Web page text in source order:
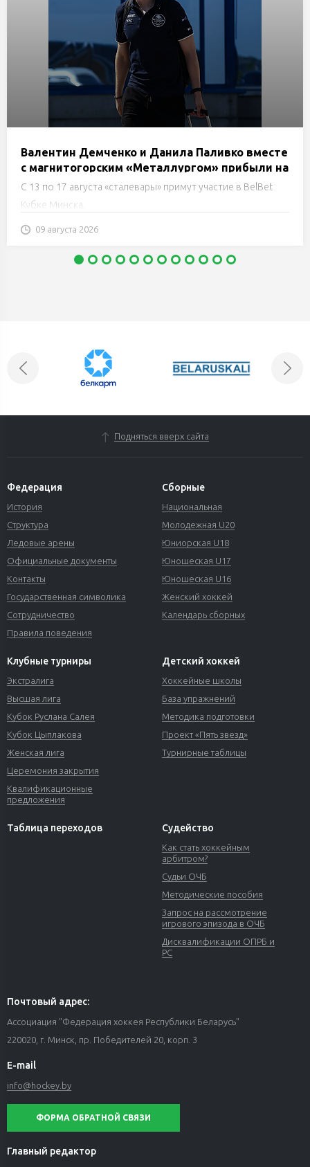
Валентин Демченко и Данила Паливко вместе
с магнитогорским «Металлургом» прибыли на
сборы в Минск
С 13 по 17 августа «сталевары» примут участие в BelBet
Кубке Минска.
09 августа 2026
Подняться вверх сайта
Федерация
История
Структура
Ледовые арены
Официальные документы
Контакты
Государственная символика
Сотрудничество
Правила поведения
Сборные
Национальная
Молодежная U20
Юниорская U18
Юношеская U17
Юношеская U16
Женский хоккей
Календарь сборных
Клубные турниры
Экстралига
Высшая лига
Кубок Руслана Салея
Кубок Цыплакова
Женская лига
Церемония закрытия
Квалификационные
предложения
Детский хоккей
Хоккейные школы
База упражнений
Методика подготовки
Проект «Пять звезд»
Турнирные таблицы
Таблица переходов Судейство
Как стать хоккейным
арбитром?
Судьи ОЧБ
Методические пособия
Запрос на рассмотрение
игрового эпизода в ОЧБ
Дисквалификации ОПРБ и
РС
Почтовый адрес:
Ассоциация "Федерация хоккея Республики Беларусь"
220020, г. Минск, пр. Победителей 20, корп. 3
E-mail
info@hockey.by
ФОРМА ОБРАТНОЙ СВЯЗИ
Главный редактор